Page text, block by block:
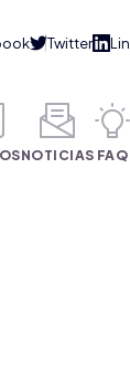
NOTICIAS FAQ